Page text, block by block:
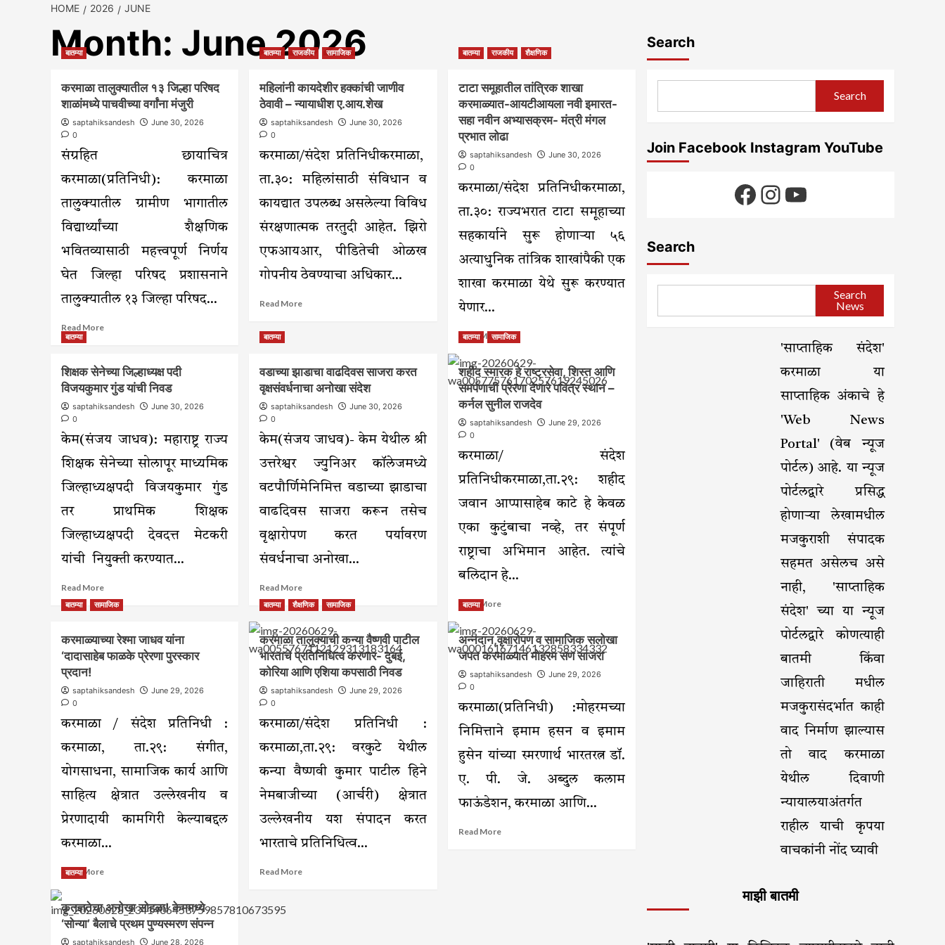
HOME 2026 JUNE
Month: June 2026
बातम्या
करमाळा तालुक्यातील १३ जिल्हा परिषद
शाळांमध्ये पाचवीच्या वर्गांना मंजुरी
saptahiksandesh
June 30, 2026
0
संग्रहित छायाचित्र
करमाळा(प्रतिनिधी): करमाळा
तालुक्यातील ग्रामीण भागातील
विद्यार्थ्यांच्या शैक्षणिक
भवितव्यासाठी महत्त्वपूर्ण निर्णय
घेत जिल्हा परिषद प्रशासनाने
तालुक्यातील १३ जिल्हा परिषद...
Read MoreRead
करमाळा
तालुक्यातील
१३
जिल्हा
पाचवीच्या
वर्गांना
बातम्या राजकीय सामाजिक
महिलांनी कायदेशीर हक्कांची जाणीव
ठेवावी – न्यायाधीश ए.आय.शेख
saptahiksandesh
June 30, 2026
0
करमाळा/संदेश प्रतिनिधीकरमाळा,
ता.३०: महिलांसाठी संविधान व
कायद्यात उपलब्ध असलेल्या विविध
संरक्षणात्मक तरतुदी आहेत. झिरो
एफआयआर, पीडितेची ओळख
गोपनीय ठेवण्याचा अधिकार...
Read MoreRead
हक्कांची
ठेवावी
–
ए.आय.शेख
बातम्या राजकीय शैक्षणिक
टाटा समूहातील तांत्रिक शाखा
करमाळ्यात-आयटीआयला नवी इमारत-
सहा नवीन अभ्यासक्रम- मंत्री मंगल
प्रभात लोढा
saptahiksandesh
June 30, 2026
0
करमाळा/संदेश प्रतिनिधीकरमाळा,
ता.३०: राज्यभरात टाटा समूहाच्या
सहकार्याने सुरू होणाऱ्या ५६
अत्याधुनिक तांत्रिक शाखांपैकी एक
शाखा करमाळा येथे सुरू करण्यात
येणार...
Read MoreRead
more
about
टाटा
समूहातील
तांत्रिक
करमाळ्यात-
नवी
सहा
अभ्यासक्रम-
मंत्री
मंगल
प्रभात
बातम्या
शिक्षक सेनेच्या जिल्हाध्यक्ष पदी
विजयकुमार गुंड यांची निवड
saptahiksandesh
June 30, 2026
0
केम(संजय जाधव): महाराष्ट्र राज्य
शिक्षक सेनेच्या सोलापूर माध्यमिक
जिल्हाध्यक्षपदी विजयकुमार गुंड
तर प्राथमिक शिक्षक
जिल्हाध्यक्षपदी देवदत्त मेटकरी
यांची नियुक्ती करण्यात...
Read MoreRead
more
about
सेनेच्या
जिल्हाध्यक्ष
गुंड
निवड
बातम्या
वडाच्या झाडाचा वाढदिवस साजरा करत
वृक्षसंवर्धनाचा अनोखा संदेश
saptahiksandesh
June 30, 2026
0
केम(संजय जाधव)- केम येथील श्री
उत्तरेश्वर ज्युनिअर कॉलेजमध्ये
वटपौर्णिमेनिमित्त वडाच्या झाडाचा
वाढदिवस साजरा करून तसेच
वृक्षारोपण करत पर्यावरण
संवर्धनाचा अनोखा...
Read MoreRead
more
about
वडाच्या
झाडाचा
वाढदिवस
साजरा
करत
वृक्षसंवर्धनाचा
संदेश
बातम्या सामाजिक
शहीद स्मारक हे राष्ट्रसेवा, शिस्त आणि
समर्पणाची प्रेरणा देणारे पवित्र स्थान –
कर्नल सुनील राजदेव
saptahiksandesh
June 29, 2026
0
करमाळा/ संदेश
प्रतिनिधीकरमाळा,ता.२९: शहीद
जवान आप्पासाहेब काटे हे केवळ
एका कुटुंबाचा नव्हे, तर संपूर्ण
राष्ट्राचा अभिमान आहेत. त्यांचे
बलिदान हे...
Read MoreRead
about
शहीद
स्मारक
आणि
प्रेरणा
पवित्र
कर्नल
राजदेव
बातम्या सामाजिक
करमाळ्याच्या रेश्मा जाधव यांना
‘दादासाहेब फाळके प्रेरणा पुरस्कार
प्रदान!
saptahiksandesh
June 29, 2026
0
करमाळा / संदेश प्रतिनिधी :
करमाळा, ता.२९: संगीत,
योगसाधना, सामाजिक कार्य आणि
साहित्य क्षेत्रात उल्लेखनीय व
प्रेरणादायी कामगिरी केल्याबद्दल
करमाळा...
Read MoreRead
करमाळ्याच्या
रेश्मा
बातम्या शैक्षणिक सामाजिक
करमाळा तालुक्याची कन्या वैष्णवी पाटील
भारताचे प्रतिनिधित्व करणार- दुबई,
कोरिया आणि एशिया कपसाठी निवड
saptahiksandesh
June 29, 2026
0
करमाळा/संदेश प्रतिनिधी :
करमाळा,ता.२९: वरकुटे येथील
कन्या वैष्णवी कुमार पाटील हिने
नेमबाजीच्या (आर्चरी) क्षेत्रात
उल्लेखनीय यश संपादन करत
भारताचे प्रतिनिधित्व...
Read MoreRead
बातम्या
अन्नदान,वृक्षारोपण व सामाजिक सलोखा
जपत करमाळ्यात मोहरम सण साजरा
saptahiksandesh
June 29, 2026
0
करमाळा(प्रतिनिधी) :मोहरमच्या
निमित्ताने इमाम हसन व इमाम
हुसेन यांच्या स्मरणार्थ भारतरत्न डॉ.
ए. पी. जे. अब्दुल कलाम
फाऊंडेशन, करमाळा आणि...
Read MoreRead
बातम्या
कृतज्ञतेचा अनोखा सोहळा! केममध्ये
‘सोन्या’ बैलाचे प्रथम पुण्यस्मरण संपन्न
saptahiksandesh
June 28, 2026
Search
Search
Join Facebook Instagram YouTube
Facebook
Instagram
YouTube
Search
Search
News
'साप्ताहिक संदेश'
करमाळा या
साप्ताहिक अंकाचे हे
'Web News
Portal' (वेब न्यूज
पोर्टल) आहे. या न्यूज
पोर्टलद्वारे प्रसिद्ध
होणाऱ्या लेखामधील
मजकुराशी संपादक
सहमत असेलच असे
नाही, 'साप्ताहिक
संदेश' च्या या न्यूज
पोर्टलद्वारे कोणत्याही
बातमी किंवा
जाहिराती मधील
मजकुरासंदर्भात काही
वाद निर्माण झाल्यास
तो वाद करमाळा
येथील दिवाणी
न्यायालयाअंतर्गत
राहील याची कृपया
वाचकांनी नोंद घ्यावी
माझी बातमी